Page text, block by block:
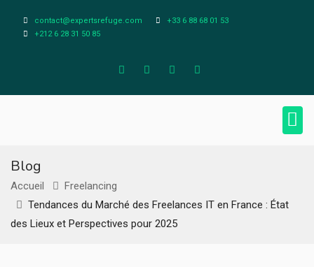
contact@expertsrefuge.com
+33 6 88 68 01 53
+212 6 28 31 50 85
Blog
Accueil
Freelancing
Tendances du Marché des Freelances IT en France : État
des Lieux et Perspectives pour 2025